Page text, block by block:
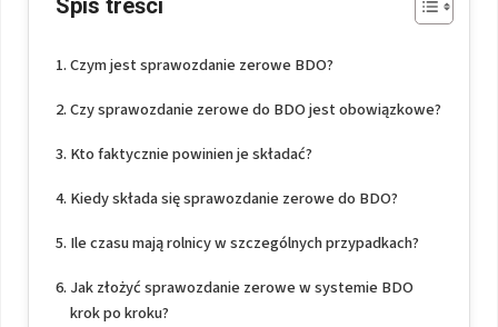
Spis treści
Czym jest sprawozdanie zerowe BDO?
Czy sprawozdanie zerowe do BDO jest obowiązkowe?
Kto faktycznie powinien je składać?
Kiedy składa się sprawozdanie zerowe do BDO?
Ile czasu mają rolnicy w szczególnych przypadkach?
Jak złożyć sprawozdanie zerowe w systemie BDO
krok po kroku?